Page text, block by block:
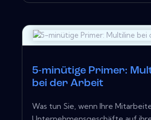
5-minütige Primer:
bei der Arbeit
Was tun Sie, wenn Ihre